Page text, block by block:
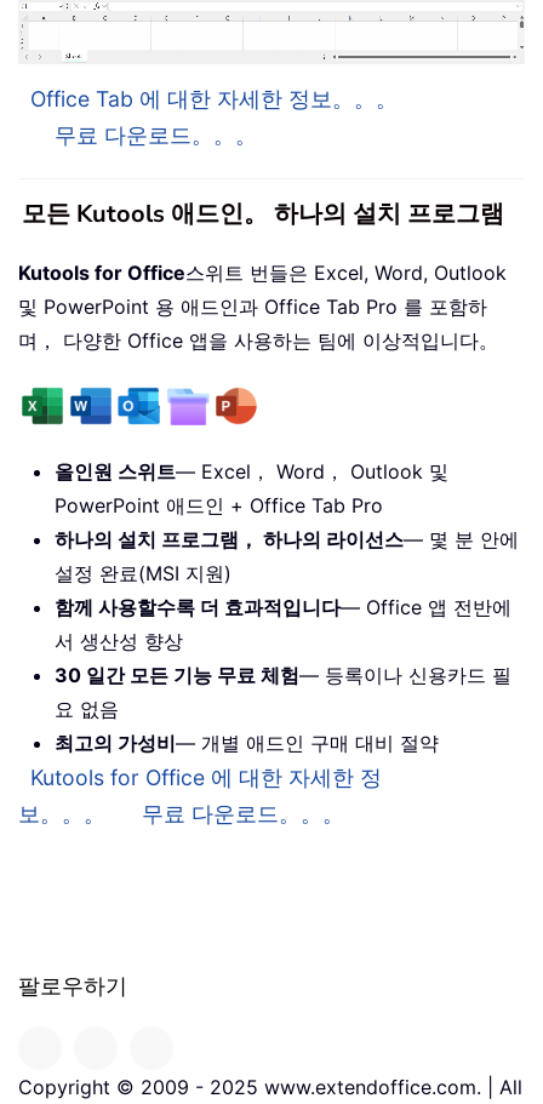
Office Tab 에 대한 자세한 정보。。。
무료 다운로드。。。
모든 Kutools 애드인。 하나의 설치 프로그램
Kutools for Office스위트 번들은 Excel, Word, Outlook
및 PowerPoint 용 애드인과 Office Tab Pro 를 포함하
며， 다양한 Office 앱을 사용하는 팀에 이상적입니다。
올인원 스위트— Excel， Word， Outlook 및
PowerPoint 애드인 + Office Tab Pro
하나의 설치 프로그램， 하나의 라이선스— 몇 분 안에
설정 완료(MSI 지원)
함께 사용할수록 더 효과적입니다— Office 앱 전반에
서 생산성 향상
30 일간 모든 기능 무료 체험— 등록이나 신용카드 필
요 없음
최고의 가성비— 개별 애드인 구매 대비 절약
Kutools for Office 에 대한 자세한 정
보。。。
무료 다운로드。。。
팔로우하기
Copyright © 2009 - 2025 www.extendoffice.com. | All